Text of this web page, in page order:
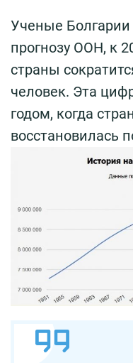
Ученые Болгарии
прогнозу ООН, к
страны
человек. Эта
годом, когда
восстановилась